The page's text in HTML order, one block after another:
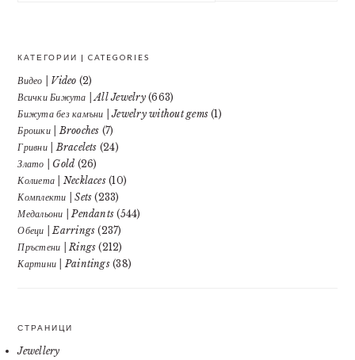
КАТЕГОРИИ | CATEGORIES
Видео | Video (2)
Всички Бижута | All Jewelry(663)
Бижута без камъни | Jewelry without gems (1)
Брошки | Brooches (7)
Гривни | Bracelets (24)
Злато | Gold (26)
Колиета | Necklaces(10)
Комплекти | Sets (233)
Медальони | Pendants (544)
Обеци | Earrings (237)
Пръстени | Rings (212)
Картини | Paintings(38)
СТРАНИЦИ
Jewellery